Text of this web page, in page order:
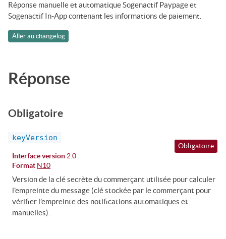
Réponse manuelle et automatique Sogenactif Paypage et
Sogenactif In-App contenant les informations de paiement.
Aller au changelog
Réponse
Obligatoire
keyVersion
Obligatoire
Interface version 2.0
Format N10
Version de la clé secrète du commerçant utilisée pour calculer
l’empreinte du message (clé stockée par le commerçant pour
vérifier l’empreinte des notifications automatiques et
manuelles).